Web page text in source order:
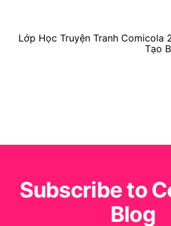
Lớp Học Truyện Tranh Comicola
Tạo
Subscribe to
Blog